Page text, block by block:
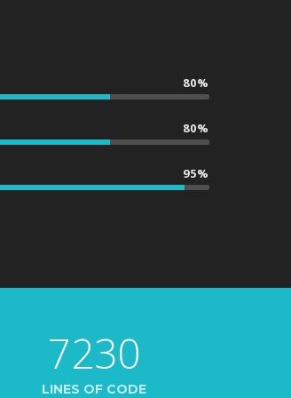
80%
80%
95%
7230
LINES OF CODE